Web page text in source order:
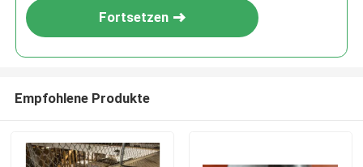
Fortsetzen
Empfohlene Produkte